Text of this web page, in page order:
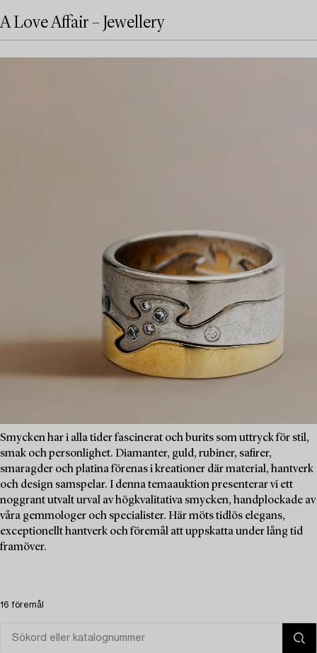
A Love Affair – Jewellery
Smycken har i alla tider fascinerat och burits som uttryck för stil,
smak och personlighet. Diamanter, guld, rubiner, safirer,
smaragder och platina förenas i kreationer där material, hantverk
och design samspelar. I denna temaauktion presenterar vi ett
noggrant utvalt urval av högkvalitativa smycken, handplockade av
våra gemmologer och specialister. Här möts tidlös elegans,
exceptionellt hantverk och föremål att uppskatta under lång tid
framöver.
16 föremål